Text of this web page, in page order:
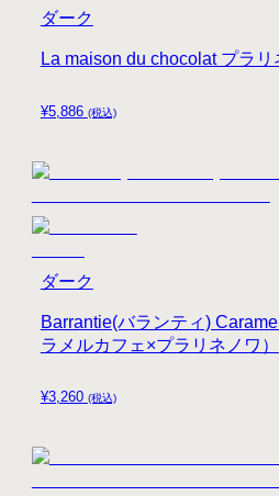
¥5,886 (税込)
La maison du chocolat プラリ
ダーク
¥3,260 (税込)
Barrantie(バランティ)
ラメルカフェ×プラリネノワ）
ダーク